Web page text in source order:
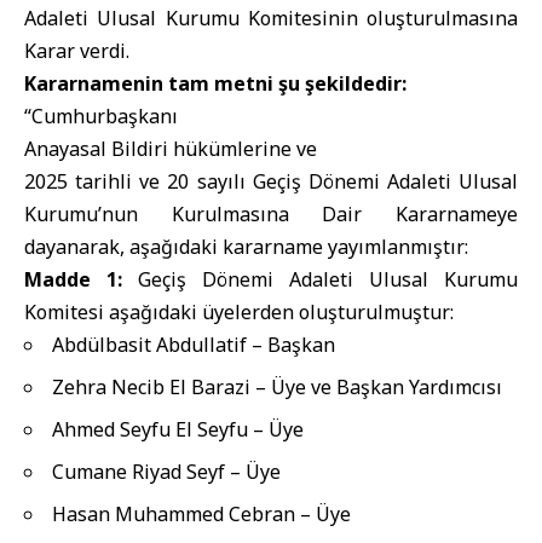
Adaleti Ulusal Kurumu Komitesinin oluşturulmasına
Karar verdi.
Kararnamenin tam metni şu şekildedir:
“Cumhurbaşkanı
Anayasal Bildiri hükümlerine ve
2025 tarihli ve 20 sayılı Geçiş Dönemi Adaleti Ulusal
Kurumu’nun Kurulmasına Dair Kararnameye
dayanarak, aşağıdaki kararname yayımlanmıştır:
Madde 1: Geçiş Dönemi Adaleti Ulusal Kurumu
Komitesi aşağıdaki üyelerden oluşturulmuştur:
Abdülbasit Abdullatif – Başkan
Zehra Necib El Barazi – Üye ve Başkan Yardımcısı
Ahmed Seyfu El Seyfu – Üye
Cumane Riyad Seyf – Üye
Hasan Muhammed Cebran – Üye